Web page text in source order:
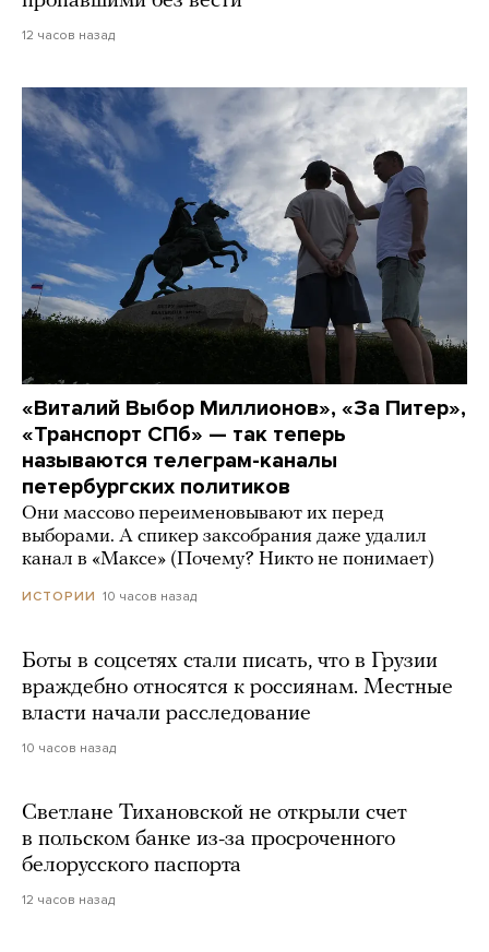
12 часов назад
«Виталий Выбор Миллионов», «За Питер»,
«Транспорт СПб» — так теперь
называются телеграм-каналы
петербургских политиков
Они массово переименовывают их перед
выборами. А спикер заксобрания даже удалил
канал в «Максе» (Почему? Никто не понимает)
ИСТОРИИ 10 часов назад
Боты в соцсетях стали писать, что в Грузии
враждебно относятся к россиянам. Местные
власти начали расследование
10 часов назад
Светлане Тихановской не открыли счет
в польском банке из-за просроченного
белорусского паспорта
12 часов назад